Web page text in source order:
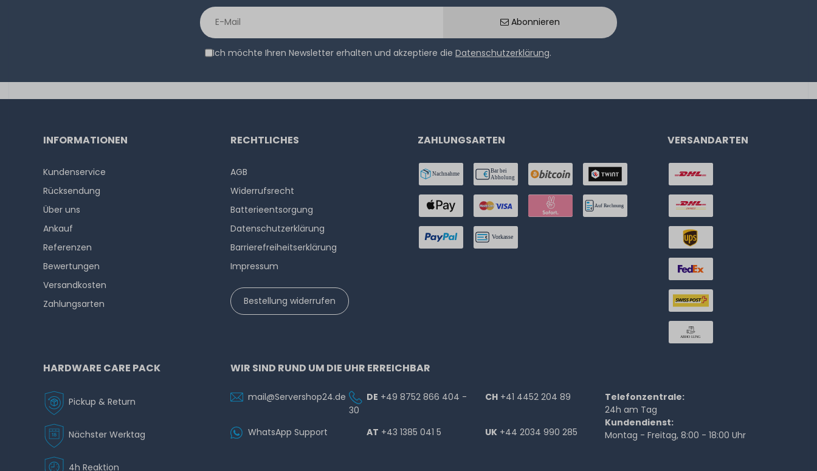
Abonnieren
Ich möchte Ihren Newsletter erhalten und akzeptiere die Datenschutzerklärung.
INFORMATIONEN
Kundenservice
Rücksendung
Über uns
Ankauf
Referenzen
Bewertungen
Versandkosten
Zahlungsarten
RECHTLICHES
AGB
Widerrufs­recht
Batterieentsorgung
Datenschutzerklärung
Barrierefreiheitserklärung
Impressum
Bestellung widerrufen
ZAHLUNGSARTEN VERSANDARTEN
HARDWARE CARE PACK
Pickup & Return
Nächster Werktag
4h Reaktion
WIR SIND RUND UM DIE UHR ERREICHBAR
mail@Servershop24.de DE +49 8752 866 404 -
30
CH +41 4452 204 89
WhatsApp Support AT +43 1385 041 5 UK +44 2034 990 285
Telefonzentrale:
24h am Tag
Kundendienst:
Montag - Freitag, 8:00 - 18:00 Uhr